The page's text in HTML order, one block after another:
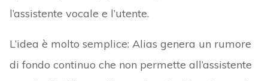
l’assistente vocale e l’utente.
L’idea è molto semplice: Alias genera un rumore
di fondo continuo che non permette all’assistente